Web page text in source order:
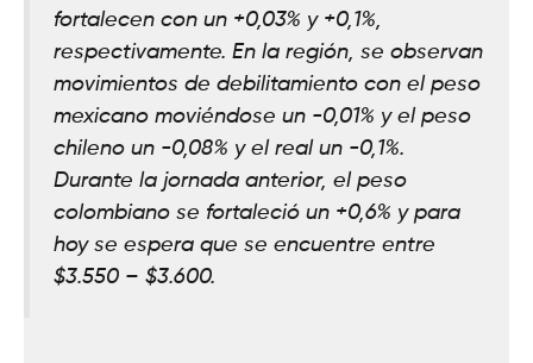
fortalecen con un +0,03% y +0,1%,
respectivamente. En la región, se observan
movimientos de debilitamiento con el peso
mexicano moviéndose un -0,01% y el peso
chileno un -0,08% y el real un -0,1%.
Durante la jornada anterior, el peso
colombiano se fortaleció un +0,6% y para
hoy se espera que se encuentre entre
$3.550 – $3.600.